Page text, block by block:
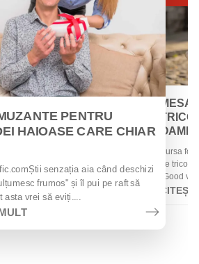
PENTRU
HAIOASE CARE CHIAR
senzația aia când deschizi
frumos" și îl pui pe raft să
vrei să eviți....
Sursa
de
„Good